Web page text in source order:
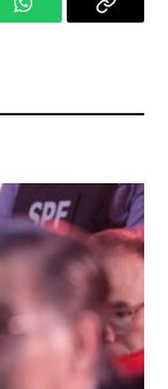
WhatsAppCopy